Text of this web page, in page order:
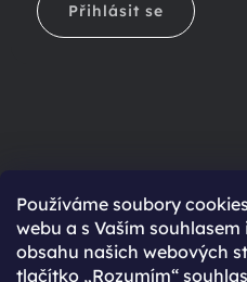
Používáme soubory
webu a s Vaším
obsahu našich webových
tlačítko „Rozumím“
Přihlásit se
Ještě nemáte
Rychlejší nákup díky
Přehled o stavu objednávky